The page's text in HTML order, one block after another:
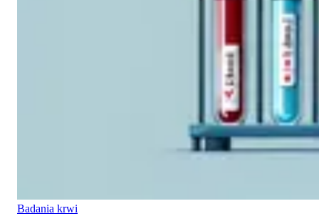
Badania krwi